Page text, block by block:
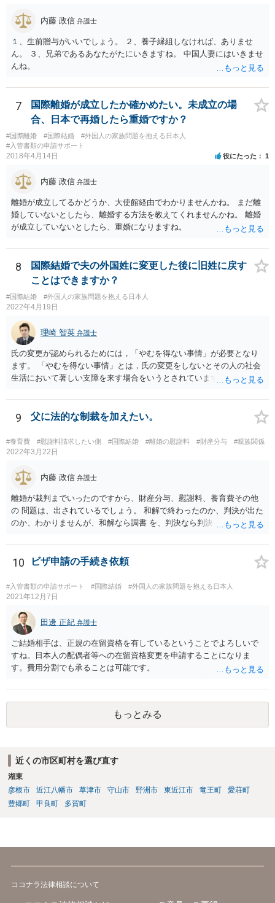
内藤 政信 弁護士
１、生前贈与がいいでしょう。 ２、養子縁組しなければ、ありませ
ん。 ３、兄弟であるあなたがたにいきますね。 中国人妻にはいきませ
んね。
7
国際離婚が成立したか確かめたい。未成立の場
合、日本で再婚したら重婚ですか？
#国際離婚 #国際結婚
#外国人の家族問題を抱える日本人
#入管書類の申請サポート
2018年4月14日 役にたった 1
内藤 政信 弁護士
離婚が成立してるかどうか、大使館経由でわかりませんかね。 まだ離
婚していないとしたら、離婚する方法を教えてくれませんかね。 離婚
が成立していないとしたら、重婚になりますね。
8
国際結婚で夫の外国姓に変更した後に旧姓に戻す
ことはできますか？
#国際結婚 #外国人の家族問題を抱える日本人
2022年4月19日
理崎 智英 弁護士
氏の変更が認められるためには，「やむを得ない事情」が必要となり
ます。 「やむを得ない事情」とは，氏の変更をしないとその人の社会
生活において著しい支障を来す場合をいうとされています。 中国の苗
由は，「やむを得ない事情」には該当しませんので，氏の変更を認め
てもらうことは難しいと思います。
9 父に法的な制裁を加えたい。
#養育費 #慰謝料請求したい側 #国際結婚 #離婚の慰謝料 #財産分与 #親族関係
2022年3月22日
内藤 政信 弁護士
離婚が裁判までいったのですから、財産分与、慰謝料、養育費その他
の 問題は、出されているでしょう。 和解で終わったのか、判決が出た
のか、わかりませんが、和解なら調書 を、判決なら判決を見せてもら
詳しく、双方の主張を 知ることができるでしょう。 疑問のいくつか
は、理解にいたるでしょう。 虐待でもないと、あなたの方から、父親
10 ビザ申請の手続き依頼
#入管書類の申請サポート #国際結婚 #外国人の家族問題を抱える日本人
2021年12月7日
田邊 正紀 弁護士
ご結婚相手は、正規の在留資格を有しているということでよろしいで
すね。日本人の配偶者等への在留資格変更を申請することになりま
す。費用分割でも承ることは可能です。
もっとみる
近くの市区町村を選び直す
湖東
彦根市
近江八幡市 草津市 守山市 野洲市 東近江市 竜王町
愛荘町
豊郷町
甲良町 多賀町
ココナラ法律相談について